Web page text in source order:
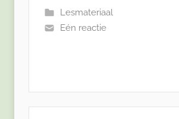
Lesmateriaal
Eén reactie